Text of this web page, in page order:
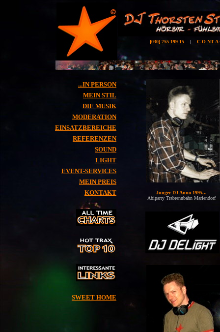
[030] 755 199 15 | C O NT A
...IN PERSON
MEIN STIL
DIE MUSIK
MODERATION
EINSATZBEREICHE
REFERENZEN
SOUND
LIGHT
EVENT-SERVICES
MEIN PREIS
KONTAKT
SWEET HOME
Junger DJ Anno 1995...
Abiparty Trabrennbahn Mariendorf